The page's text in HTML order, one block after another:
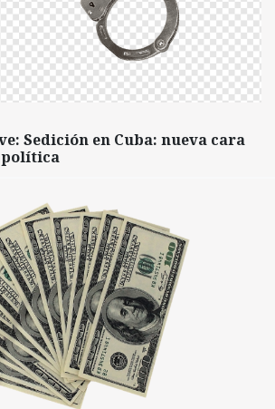
Sedición en Cuba: nueva cara
política